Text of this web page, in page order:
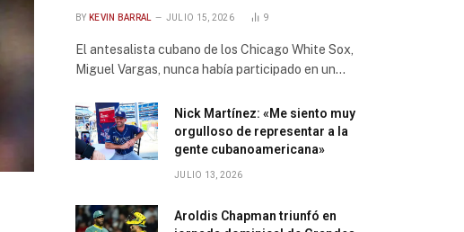
BY KEVIN BARRAL JULIO 15, 2026 9
El antesalista cubano de los Chicago White Sox,
Miguel Vargas, nunca había participado en un…
Nick Martínez: «Me siento muy
orgulloso de representar a la
gente cubanoamericana»
JULIO 13, 2026
Aroldis Chapman triunfó en